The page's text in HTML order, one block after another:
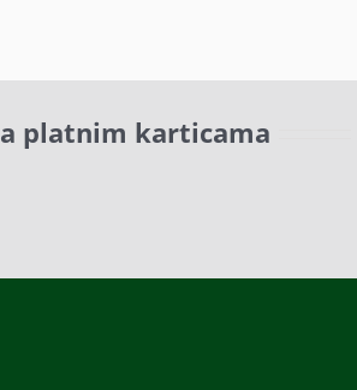
platnim karticama